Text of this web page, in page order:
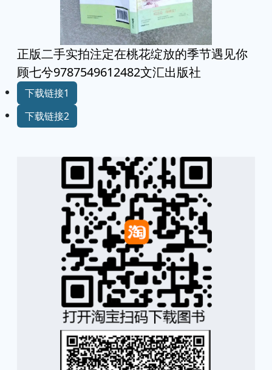
正版二手实拍注定在桃花绽放的季节遇见你
顾七兮9787549612482文汇出版社
下载链接1
下载链接2